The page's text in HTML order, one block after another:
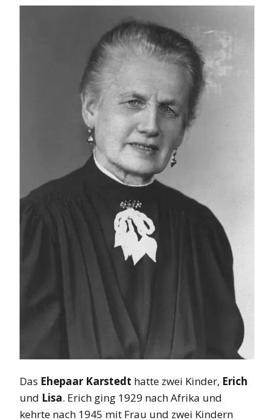
Das Ehepaar Karstedt hatte zwei Kinder, Erich
und Lisa. Erich ging 1929 nach Afrika und
kehrte nach 1945 mit Frau und zwei Kindern